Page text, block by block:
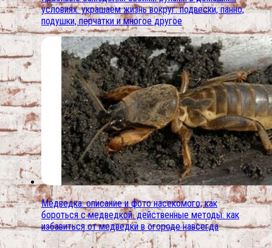
условиях. украшаем жизнь вокруг: подвески, панно,
подушки, перчатки и многое другое
Медведка: описание и фото насекомого, как
бороться с медведкой. действенные методы: как
избавиться от медведки в огороде навсегда